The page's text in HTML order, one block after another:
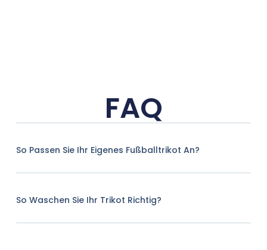
FAQ
So Passen Sie Ihr Eigenes Fußballtrikot An?
So Waschen Sie Ihr Trikot Richtig?